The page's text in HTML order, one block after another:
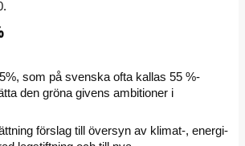
som på svenska ofta kallas 55 %-
den gröna givens ambitioner i
förslag till översyn av klimat-, energi-